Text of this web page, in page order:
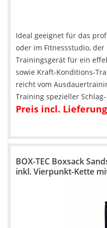
Ideal geeignet für das
oder im Fitnessstudio, der
Trainingsgerät für ein
sowie Kraft-Konditions-
reicht vom
Training spezieller
Preis incl. Lieferung
BOX-TEC Boxsack
inkl. Vierpunkt-Kette